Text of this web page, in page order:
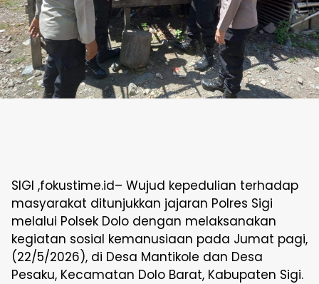
SIGI ,fokustime.id– Wujud kepedulian terhadap
masyarakat ditunjukkan jajaran Polres Sigi
melalui Polsek Dolo dengan melaksanakan
kegiatan sosial kemanusiaan pada Jumat pagi,
(22/5/2026), di Desa Mantikole dan Desa
Pesaku, Kecamatan Dolo Barat, Kabupaten Sigi.